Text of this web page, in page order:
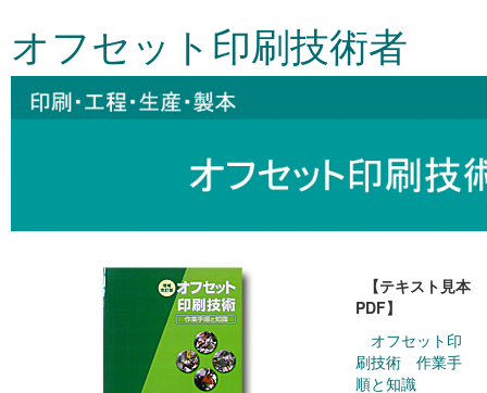
オフセット印刷技術者
【テキスト見本
PDF】
オフセット印
刷技術 作業手
順と知識